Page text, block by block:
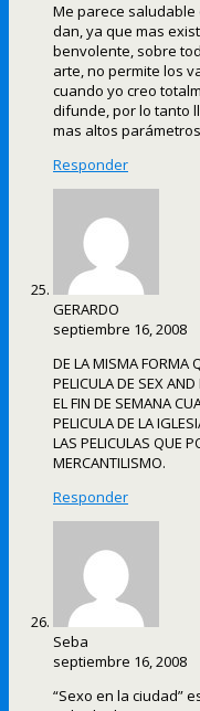
Me parece saludable
dan, ya que mas
benvolente, sobre
arte, no permite los
cuando yo creo
difunde, por lo tanto
mas altos
Responder
GERARDO
septiembre 16, 2008
DE LA MISMA FORMA
PELICULA DE SEX
EL FIN DE SEMANA
PELICULA DE LA
LAS PELICULAS QUE
MERCANTILISMO.
Responder
Seba
septiembre 16, 2008
“Sexo en la ciudad”